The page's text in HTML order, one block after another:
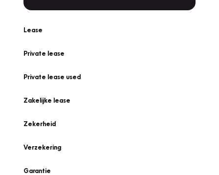
Lease
Private lease
Private lease used
Zakelijke lease
Zekerheid
Verzekering
Garantie